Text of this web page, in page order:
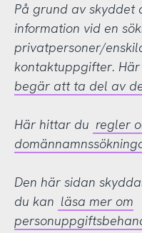
På grund av skyddet
information vid en
privatpersoner/
kontaktuppgifter.
begär att ta del av
Här hittar du regler
Den här sidan
du kan läsa mer om